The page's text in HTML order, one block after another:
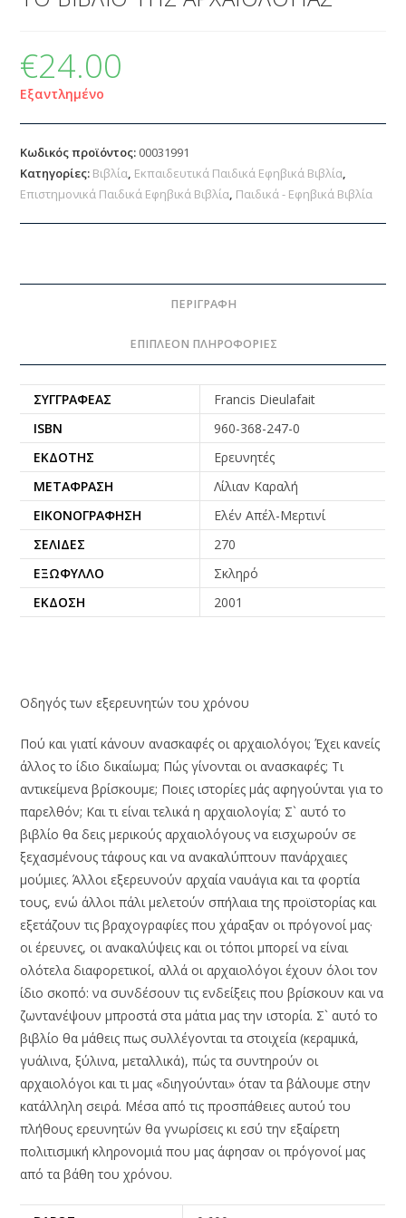
€24.00
Εξαντλημένο
Κωδικός προϊόντος: 00031991
Κατηγορίες: Βιβλία, Εκπαιδευτικά Παιδικά Εφηβικά Βιβλία,
Επιστημονικά Παιδικά Εφηβικά Βιβλία, Παιδικά - Εφηβικά Βιβλία
ΠΕΡΙΓΡΑΦΉ
ΕΠΙΠΛΈΟΝ ΠΛΗΡΟΦΟΡΊΕΣ
ΣΥΓΓΡΑΦΈΑΣ
Francis Dieulafait
ISBN
960-368-247-0
ΕΚΔΌΤΗΣ
Ερευνητές
ΜΕΤΆΦΡΑΣΗ
Λίλιαν Καραλή
ΕΙΚΟΝΟΓΡΆΦΗΣΗ
Ελέν Απέλ-Μερτινί
ΣΕΛΊΔΕΣ
270
ΕΞΏΦΥΛΛΟ
Σκληρό
ΈΚΔΟΣΗ
2001
Οδηγός των εξερευνητών του χρόνου
Πού και γιατί κάνουν ανασκαφές οι αρχαιολόγοι; Έχει κανείς
άλλος το ίδιο δικαίωμα; Πώς γίνονται οι ανασκαφές; Τι
αντικείμενα βρίσκουμε; Ποιες ιστορίες μάς αφηγούνται για το
παρελθόν; Και τι είναι τελικά η αρχαιολογία; Σ` αυτό το
βιβλίο θα δεις μερικούς αρχαιολόγους να εισχωρούν σε
ξεχασμένους τάφους και να ανακαλύπτουν πανάρχαιες
μούμιες. Άλλοι εξερευνούν αρχαία ναυάγια και τα φορτία
τους, ενώ άλλοι πάλι μελετούν σπήλαια της προϊστορίας και
εξετάζουν τις βραχογραφίες που χάραξαν οι πρόγονοί μας·
οι έρευνες, οι ανακαλύψεις και οι τόποι μπορεί να είναι
ολότελα διαφορετικοί, αλλά οι αρχαιολόγοι έχουν όλοι τον
ίδιο σκοπό: να συνδέσουν τις ενδείξεις που βρίσκουν και να
ζωντανέψουν μπροστά στα μάτια μας την ιστορία. Σ` αυτό το
βιβλίο θα μάθεις πως συλλέγονται τα στοιχεία (κεραμικά,
γυάλινα, ξύλινα, μεταλλικά), πώς τα συντηρούν οι
αρχαιολόγοι και τι μας «διηγούνται» όταν τα βάλουμε στην
κατάλληλη σειρά. Μέσα από τις προσπάθειες αυτού του
πλήθους ερευνητών θα γνωρίσεις κι εσύ την εξαίρετη
πολιτισμική κληρονομιά που μας άφησαν οι πρόγονοί μας
από τα βάθη του χρόνου.